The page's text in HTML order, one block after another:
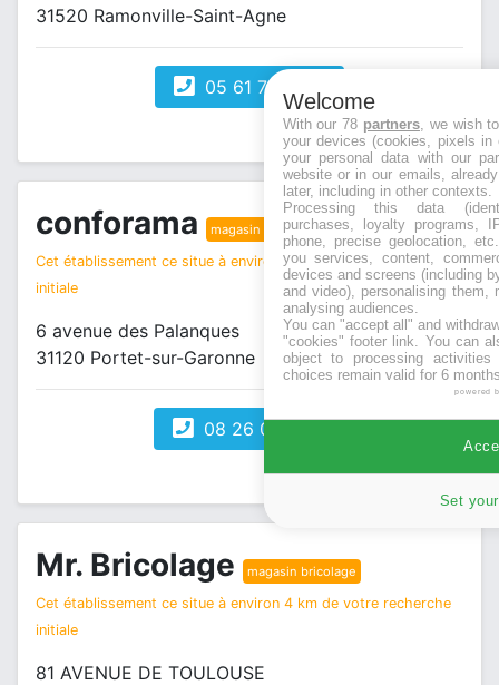
31520 Ramonville-Saint-Agne
05 61 73 86 17
conforama magasin bricolage
Cet établissement ce situe à environ 2 km de votre recherche
initiale
6 avenue des Palanques
31120 Portet-sur-Garonne
08 26 08 10 12
Mr. Bricolage magasin bricolage
Cet établissement ce situe à environ 4 km de votre recherche
initiale
81 AVENUE DE TOULOUSE
Welcome
With our 78 partners, we wish
your devices (cookies, pixels
your personal data with our
website or in our emails,
later, including in other contexts.
Processing this data
purchases, loyalty programs,
phone, precise geolocation,
you services, content,
devices and screens (including
and video), personalising them,
analysing audiences.
You can "accept all" and
"cookies" footer link. You can
object to processing
choices remain valid for 6
powered
Set